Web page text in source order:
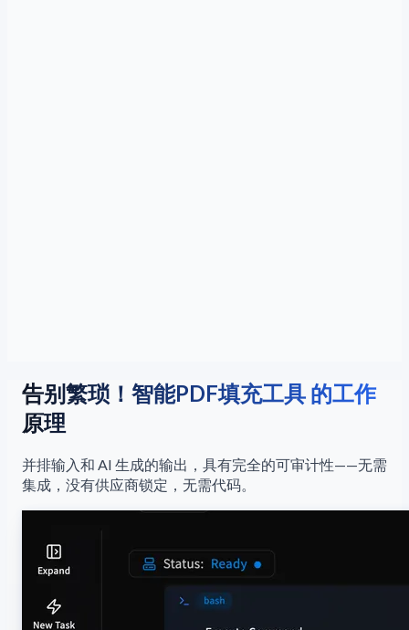
告别繁琐！智能PDF填充工具 的工作
原理
并排输入和 AI 生成的输出，具有完全的可审计性——无需
集成，没有供应商锁定，无需代码。